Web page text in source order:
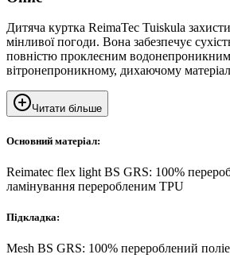
Дитяча куртка ReimaTec Tuiskula
мінливої погоди. Вона забезпечує
повністю проклеєним
вітронепроникному, дихаючому
Читати більше
Основний матеріал:
Reimatec flex light BS GRS: 100%
ламінування переробленим TPU
Підкладка:
Mesh BS GRS: 100% перероблений